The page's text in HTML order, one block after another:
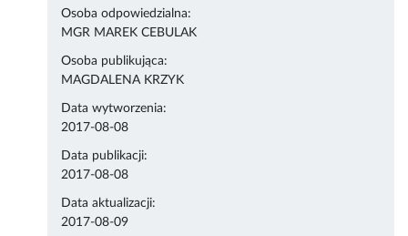
Osoba odpowiedzialna:
MGR MAREK CEBULAK
Osoba publikująca:
MAGDALENA KRZYK
Data wytworzenia:
2017-08-08
Data publikacji:
2017-08-08
Data aktualizacji:
2017-08-09